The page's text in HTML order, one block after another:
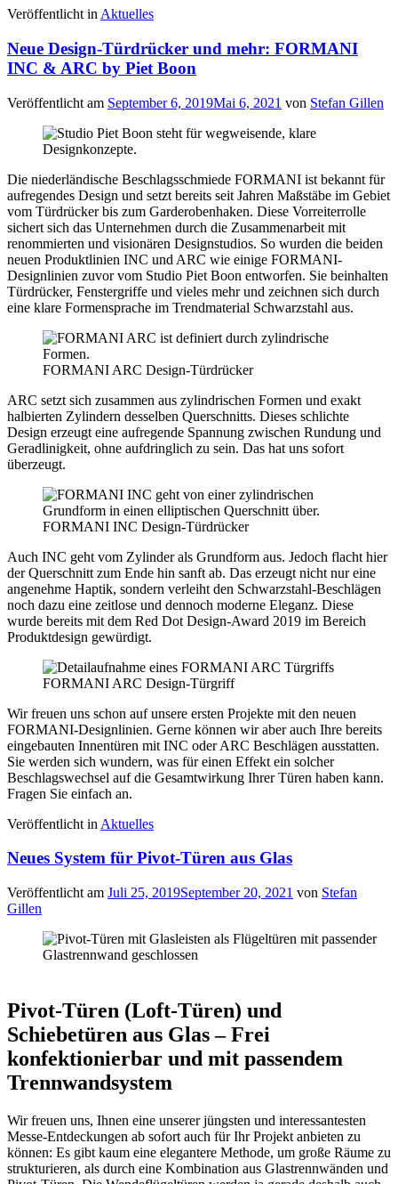
Veröffentlicht in Aktuelles
Neue Design-Türdrücker und mehr: FORMANI
INC & ARC by Piet Boon
Veröffentlicht am September 6, 2019Mai 6, 2021 von Stefan Gillen
Die niederländische Beschlagsschmiede FORMANI ist bekannt für
aufregendes Design und setzt bereits seit Jahren Maßstäbe im Gebiet
vom Türdrücker bis zum Garderobenhaken. Diese Vorreiterrolle
sichert sich das Unternehmen durch die Zusammenarbeit mit
renommierten und visionären Designstudios. So wurden die beiden
neuen Produktlinien INC und ARC wie einige FORMANI-
Designlinien zuvor vom Studio Piet Boon entworfen. Sie beinhalten
Türdrücker, Fenstergriffe und vieles mehr und zeichnen sich durch
eine klare Formensprache im Trendmaterial Schwarzstahl aus.
FORMANI ARC Design-Türdrücker
ARC setzt sich zusammen aus zylindrischen Formen und exakt
halbierten Zylindern desselben Querschnitts. Dieses schlichte
Design erzeugt eine aufregende Spannung zwischen Rundung und
Geradlinigkeit, ohne aufdringlich zu sein. Das hat uns sofort
überzeugt.
FORMANI INC Design-Türdrücker
Auch INC geht vom Zylinder als Grundform aus. Jedoch flacht hier
der Querschnitt zum Ende hin sanft ab. Das erzeugt nicht nur eine
angenehme Haptik, sondern verleiht den Schwarzstahl-Beschlägen
noch dazu eine zeitlose und dennoch moderne Eleganz. Diese
wurde bereits mit dem Red Dot Design-Award 2019 im Bereich
Produktdesign gewürdigt.
FORMANI ARC Design-Türgriff
Wir freuen uns schon auf unsere ersten Projekte mit den neuen
FORMANI-Designlinien. Gerne können wir aber auch Ihre bereits
eingebauten Innentüren mit INC oder ARC Beschlägen ausstatten.
Sie werden sich wundern, was für einen Effekt ein solcher
Beschlagswechsel auf die Gesamtwirkung Ihrer Türen haben kann.
Fragen Sie einfach an.
Veröffentlicht in Aktuelles
Neues System für Pivot-Türen aus Glas
Veröffentlicht am Juli 25, 2019September 20, 2021 von Stefan
Gillen
Pivot-Türen (Loft-Türen) und
Schiebetüren aus Glas – Frei
konfektionierbar und mit passendem
Trennwandsystem
Wir freuen uns, Ihnen eine unserer jüngsten und interessantesten
Messe-Entdeckungen ab sofort auch für Ihr Projekt anbieten zu
können: Es gibt kaum eine elegantere Methode, um große Räume zu
strukturieren, als durch eine Kombination aus Glastrennwänden und